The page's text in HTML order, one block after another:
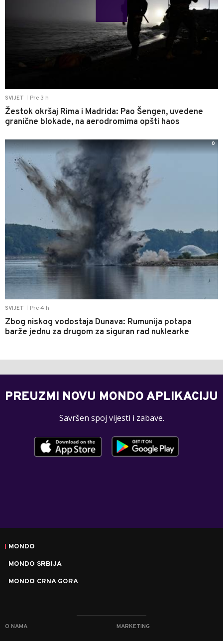
SVIJET Pre 3 h
Žestok okršaj Rima i Madrida: Pao Šengen, uvedene
granične blokade, na aerodromima opšti haos
SVIJET Pre 4 h
Zbog niskog vodostaja Dunava: Rumunija potapa
barže jednu za drugom za siguran rad nuklearke
0
PREUZMI NOVU MONDO APLIKACIJU
Savršen spoj vijesti i zabave.
MONDO
MONDO SRBIJA
MONDO CRNA GORA
O NAMA MARKETING